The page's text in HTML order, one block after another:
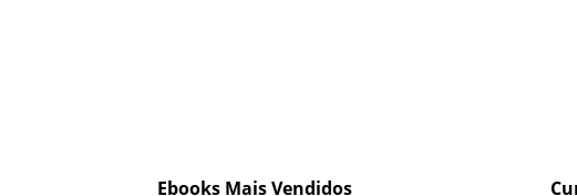
Ebooks Mais Vendidos